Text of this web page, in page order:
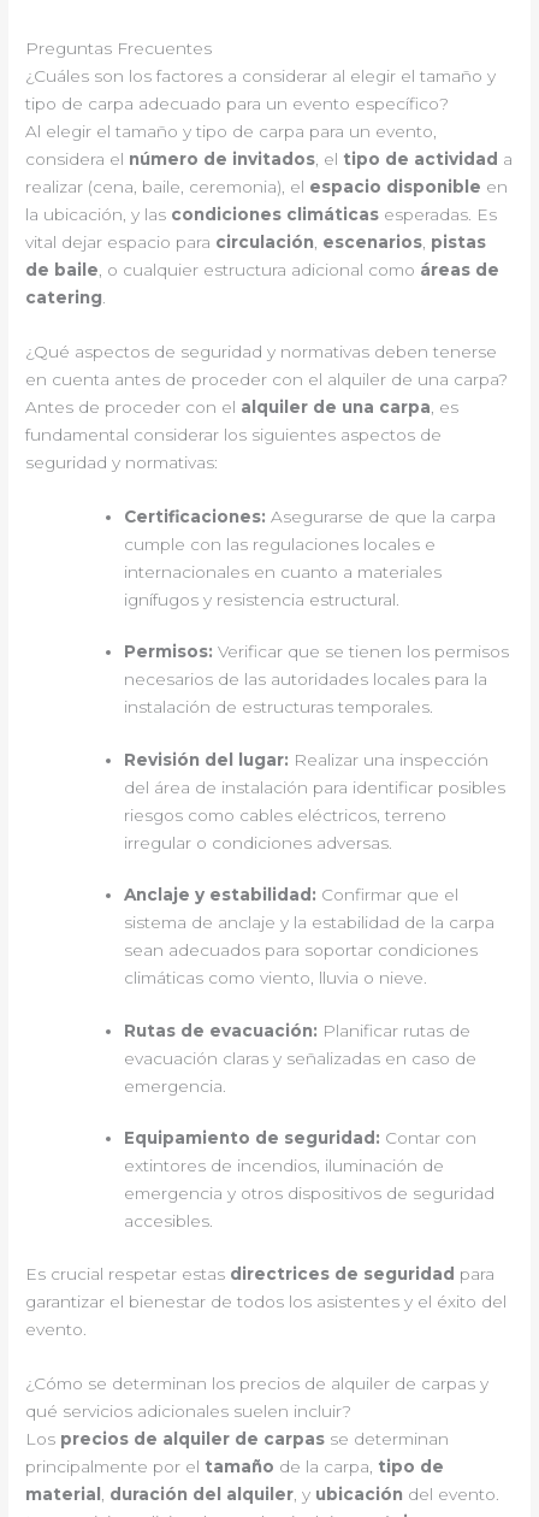
Preguntas Frecuentes
¿Cuáles son los factores a considerar al elegir el tamaño y
tipo de carpa adecuado para un evento específico?
Al elegir el tamaño y tipo de carpa para un evento,
considera el número de invitados , el tipo de actividad a
realizar (cena, baile, ceremonia), el espacio disponible en
la ubicación, y las condiciones climáticas esperadas. Es
vital dejar espacio para circulación escenarios pistas
de baile , o cualquier estructura adicional como áreas de
catering
¿Qué aspectos de seguridad y normativas deben tenerse
en cuenta antes de proceder con el alquiler de una carpa?
Antes de proceder con el alquiler de una carpa , es
fundamental considerar los siguientes aspectos de
seguridad y normativas:
Certificaciones: Asegurarse de que la carpa
cumple con las regulaciones locales e
internacionales en cuanto a materiales
ignífugos y resistencia estructural.
Permisos: Verificar que se tienen los permisos
necesarios de las autoridades locales para la
instalación de estructuras temporales.
Revisión del lugar: Realizar una inspección
del área de instalación para identificar posibles
riesgos como cables eléctricos, terreno
irregular o condiciones adversas.
Anclaje y estabilidad: Confirmar que el
sistema de anclaje y la estabilidad de la carpa
sean adecuados para soportar condiciones
climáticas como viento, lluvia o nieve.
Rutas de evacuación: Planificar rutas de
evacuación claras y señalizadas en caso de
emergencia.
Equipamiento de seguridad: Contar con
extintores de incendios, iluminación de
emergencia y otros dispositivos de seguridad
accesibles.
Es crucial respetar estas directrices de seguridad para
garantizar el bienestar de todos los asistentes y el éxito del
evento.
¿Cómo se determinan los precios de alquiler de carpas y
qué servicios adicionales suelen incluir?
Los precios de alquiler de carpas se determinan
principalmente por el tamaño de la carpa, tipo de
material
duración del alquiler , y ubicación del evento.